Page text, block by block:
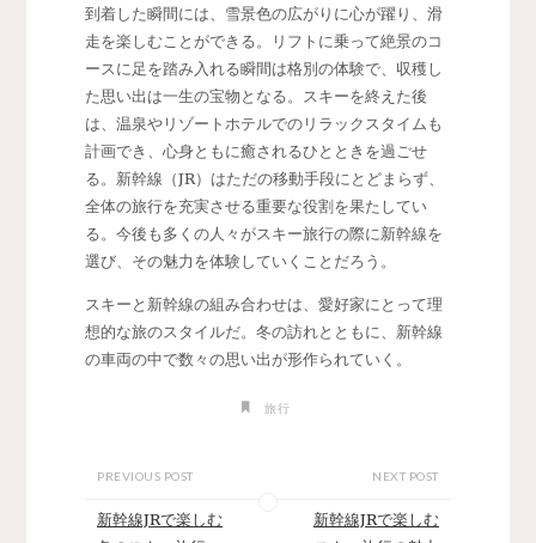
到着した瞬間には、雪景色の広がりに心が躍り、滑
走を楽しむことができる。リフトに乗って絶景のコ
ースに足を踏み入れる瞬間は格別の体験で、収穫し
た思い出は一生の宝物となる。スキーを終えた後
は、温泉やリゾートホテルでのリラックスタイムも
計画でき、心身ともに癒されるひとときを過ごせ
る。新幹線（JR）はただの移動手段にとどまらず、
全体の旅行を充実させる重要な役割を果たしてい
る。今後も多くの人々がスキー旅行の際に新幹線を
選び、その魅力を体験していくことだろう。
スキーと新幹線の組み合わせは、愛好家にとって理
想的な旅のスタイルだ。冬の訪れとともに、新幹線
の車両の中で数々の思い出が形作られていく。
旅行
PREVIOUS POST
新幹線JRで楽しむ
NEXT POST
新幹線JRで楽しむ